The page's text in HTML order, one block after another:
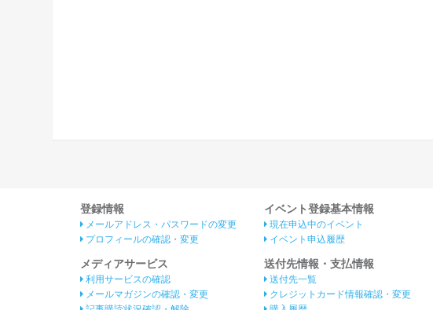
登録情報
メールアドレス・パスワードの変更
プロフィールの確認・変更
メディアサービス
利用サービスの確認
メールマガジンの確認・変更
イベント登録基本情報
現在申込中のイベント
イベント申込履歴
送付先情報・支払情報
送付先一覧
クレジットカード情報確認・変更